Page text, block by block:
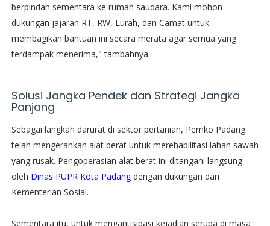
berpindah sementara ke rumah saudara. Kami mohon
dukungan jajaran RT, RW, Lurah, dan Camat untuk
membagikan bantuan ini secara merata agar semua yang
terdampak menerima," tambahnya.
​Solusi Jangka Pendek dan Strategi Jangka
Panjang
​Sebagai langkah darurat di sektor pertanian, Pemko Padang
telah mengerahkan alat berat untuk merehabilitasi lahan sawah
yang rusak. Pengoperasian alat berat ini ditangani langsung
oleh Dinas PUPR Kota Padangdengan dukungan dari
Kementerian Sosial.
Sementara itu, untuk mengantisipasi kejadian serupa di masa